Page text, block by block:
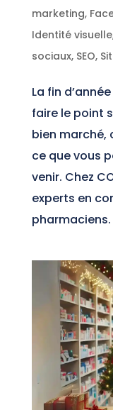
marketing,
Identité visuelle
sociaux, SEO,
La fin
faire le point
bien marché,
ce que vous
venir. Chez
experts en
pharmaciens.